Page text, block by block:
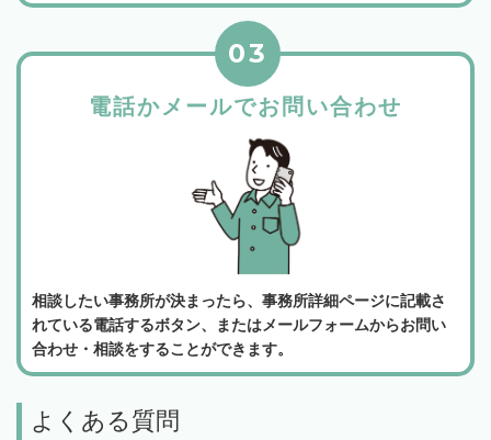
電話かメールでお問い合わせ
03
相談したい事務所が決まったら、事務所詳細ページに記載さ
れている電話するボタン、またはメールフォームからお問い
合わせ・相談をすることができます。
よくある質問